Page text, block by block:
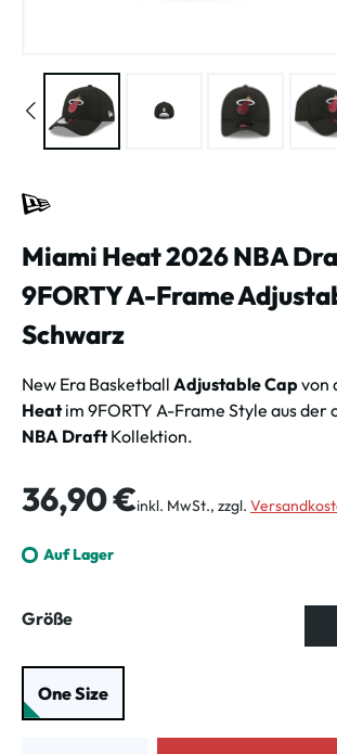
Miami Heat 2026 NBA
9FORTY A-Frame
Schwarz
New Era Basketball Adjustable Cap von
Heatim 9FORTY A-Frame Style aus der
NBA DraftKollektion.
Regulärer Preis:
36,90 €inkl. MwSt., zzgl.
Auf Lager
Größeauswählen
One Size